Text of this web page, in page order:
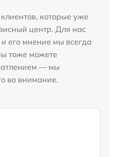
которые уже
центр. Для нас
его мнение мы всегда
тоже можете
— мы
во внимание.